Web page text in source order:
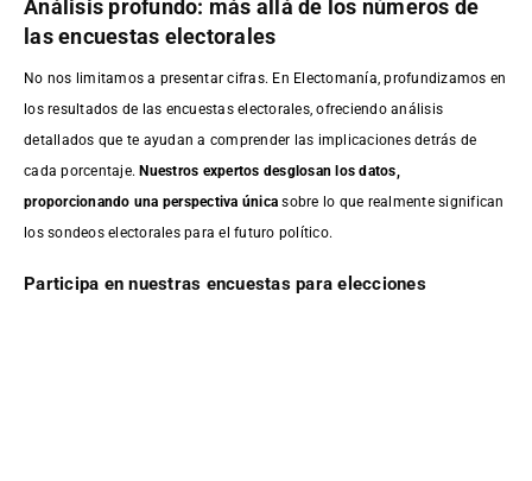
Análisis profundo: más allá de los números de
las encuestas electorales
No nos limitamos a presentar cifras. En Electomanía, profundizamos en
los resultados de las encuestas electorales, ofreciendo análisis
detallados que te ayudan a comprender las implicaciones detrás de
cada porcentaje. Nuestros expertos desglosan los datos,
proporcionando una perspectiva única sobre lo que realmente significan
los sondeos electorales para el futuro político.
Participa en nuestras encuestas para elecciones